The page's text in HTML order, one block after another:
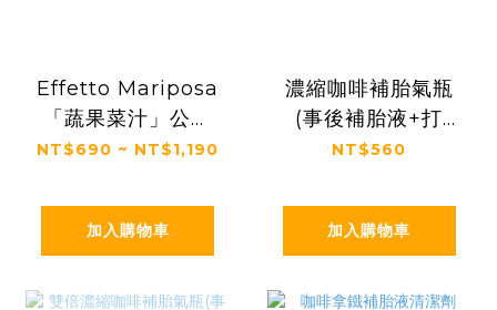
Effetto Mariposa
「蔬果菜汁」公路
車/登山車/礫石車補
NT$690 ~ NT$1,190
加入購物車
濃縮咖啡補胎氣瓶
(事後補胎液+打
氣)-75ml
NT$560
加入購物車